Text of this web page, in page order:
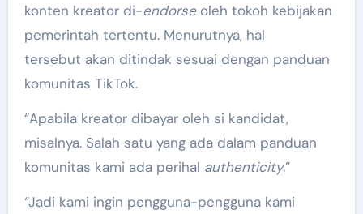
konten kreator di-endorseoleh tokoh kebijakan
pemerintah tertentu. Menurutnya, hal
tersebut akan ditindak sesuai dengan panduan
komunitas TikTok.
“Apabila kreator dibayar oleh si kandidat,
misalnya. Salah satu yang ada dalam panduan
komunitas kami ada perihal authenticity.”
“Jadi kami ingin pengguna-pengguna kami